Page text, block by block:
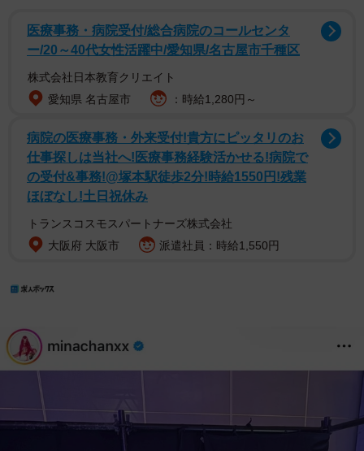
医療事務・病院受付/総合病院のコールセンタ
ー/20～40代女性活躍中/愛知県/名古屋市千種区
株式会社日本教育クリエイト
愛知県 名古屋市
：時給1,280円～
病院の医療事務・外来受付!貴方にピッタリのお
仕事探しは当社へ!医療事務経験活かせる!病院で
の受付&事務!@塚本駅徒歩2分!時給1550円!残業
ほぼなし!土日祝休み
トランスコスモスパートナーズ株式会社
大阪府 大阪市
派遣社員：時給1,550円